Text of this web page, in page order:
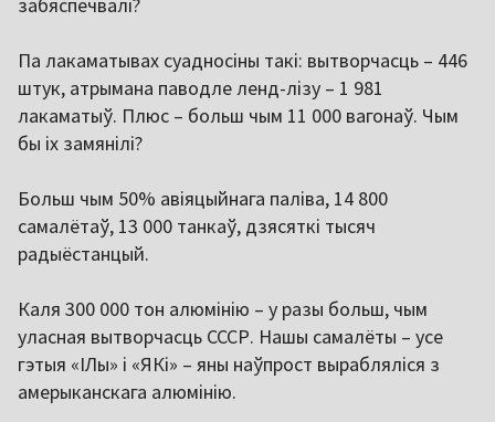
Па лакаматывах суадносіны такі: вытворчасць – 446
штук, атрымана паводле ленд-лізу – 1 981
лакаматыў. Плюс – больш чым 11 000 вагонаў. Чым
бы іх замянілі?
Больш чым 50% авіяцыйнага паліва, 14 800
самалётаў, 13 000 танкаў, дзясяткі тысяч
радыёстанцый.
Каля 300 000 тон алюмінію – у разы больш, чым
уласная вытворчасць СССР. Нашы самалёты – усе
гэтыя «ІЛы» і «ЯКі» – яны наўпрост вырабляліся з
амерыканскага алюмінію.